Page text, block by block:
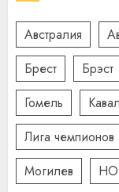
Австралия
Брест
Брэст
Гомель
Лига чемпионов
Могилев